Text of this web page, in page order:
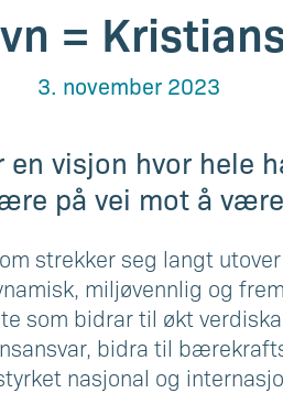
=
3. november 2023
en visjon hvor hele
på vei mot å
strekker seg langt
miljøvennlig og
som bidrar til økt
bidra til
nasjonal og